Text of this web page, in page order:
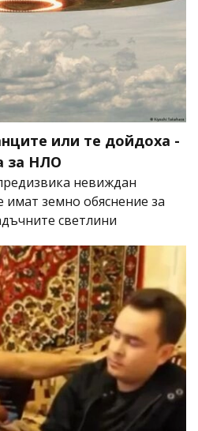
или те дойдоха -
за НЛО
невиждан
имат земно обяснение за
светлини